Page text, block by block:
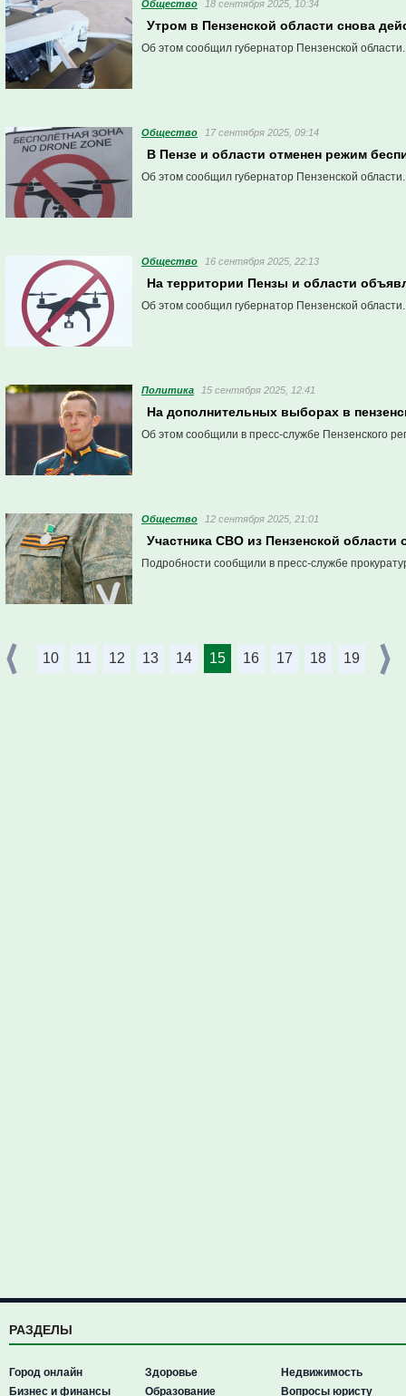
Общество 18 сентября 2025, 10:34
Утром в Пензенской области снова
Об этом сообщил губернатор Пензенской области.
Общество 17 сентября 2025, 09:14
В Пензе и области отменен режим
Об этом сообщил губернатор Пензенской области.
Общество 16 сентября 2025, 22:13
На территории Пензы и области
Об этом сообщил губернатор Пензенской области.
Политика 15 сентября 2025, 12:41
На дополнительных выборах в
Об этом сообщили в пресс-службе Пензенского
Общество 12 сентября 2025, 21:01
Участника СВО из Пензенской
Подробности сообщили в пресс-службе
10 11 12 13 14 15 16 17 18 19
РАЗДЕЛЫ
Город онлайн
Бизнес и финансы
Здоровье
Образование
Недвижимость
Вопросы юристу